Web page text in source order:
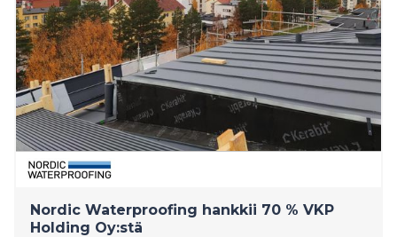
Nordic Waterproofing hankkii 70 % VKP
Holding Oy:stä